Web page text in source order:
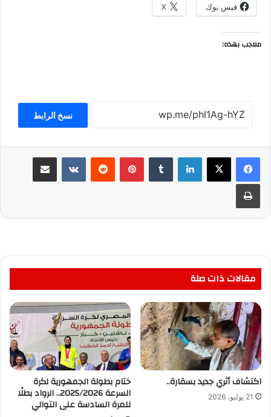
فيس بوك X
معجب بهذه:
نسخ الرابط
لينكدإن بينتيريست مشاركة عبر البريد
طباعة
مقالات ذات صلة
اكتشاف أثري جديد بسقارة..
21 يوليو، 2026
ختام بطولة الجمهورية لكرة
السرعة 2025/2026.. الرواد بطلًا
للمرة السادسة على التوالي